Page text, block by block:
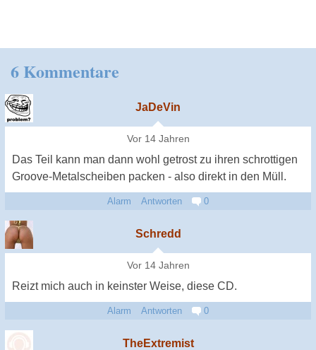
6 Kommentare
JaDeVin
Vor 14 Jahren
Das Teil kann man dann wohl getrost zu ihren schrottigen
Groove-Metalscheiben packen - also direkt in den Müll.
Alarm Antworten 0
Schredd
Vor 14 Jahren
Reizt mich auch in keinster Weise, diese CD.
Alarm Antworten 0
TheExtremist